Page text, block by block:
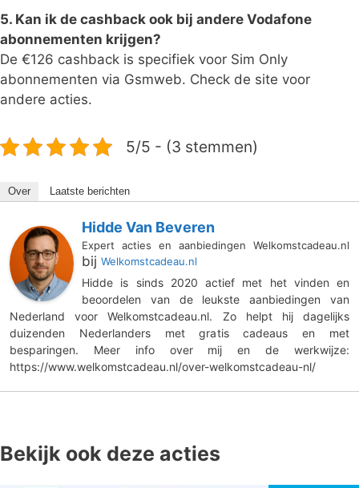
5. Kan ik de cashback ook bij andere Vodafone
abonnementen krijgen?
De €126 cashback is specifiek voor Sim Only
abonnementen via Gsmweb. Check de site voor
andere acties.
5/5 - (3 stemmen)
Over Laatste berichten
Hidde Van Beveren
Expert acties en aanbiedingen Welkomstcadeau.nl
bij Welkomstcadeau.nl
Hidde is sinds 2020 actief met het vinden en
beoordelen van de leukste aanbiedingen van
Nederland voor Welkomstcadeau.nl. Zo helpt hij dagelijks
duizenden Nederlanders met gratis cadeaus en met
besparingen. Meer info over mij en de werkwijze:
https://www.welkomstcadeau.nl/over-welkomstcadeau-nl/
Bekijk ook deze acties